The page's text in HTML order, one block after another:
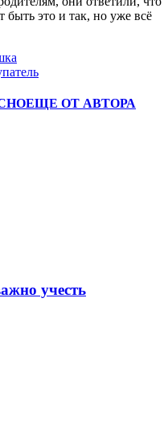
это и так, но уже всё
ЕЩЕ ОТ АВТОРА
учесть